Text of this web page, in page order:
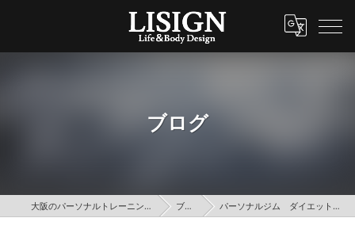
ブログ
大阪のパーソナルトレーニングはLISIGN ブログ パーソナルジム ダイエット LISIGN八尾